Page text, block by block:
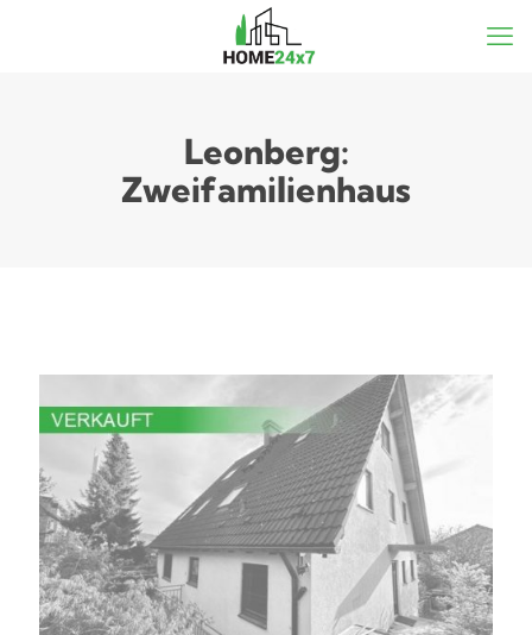
Leonberg:
Zweifamilienhaus